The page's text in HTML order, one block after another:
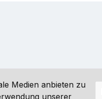
Medien anbieten zu
unserer